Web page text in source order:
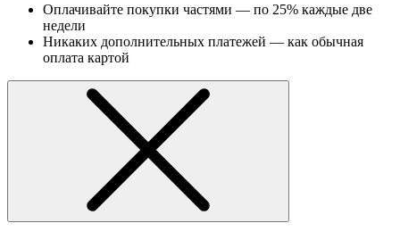
Оплачивайте покупки частями — по 25% каждые две
недели
Никаких дополнительных платежей — как обычная
оплата картой